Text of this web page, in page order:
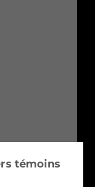
témoins